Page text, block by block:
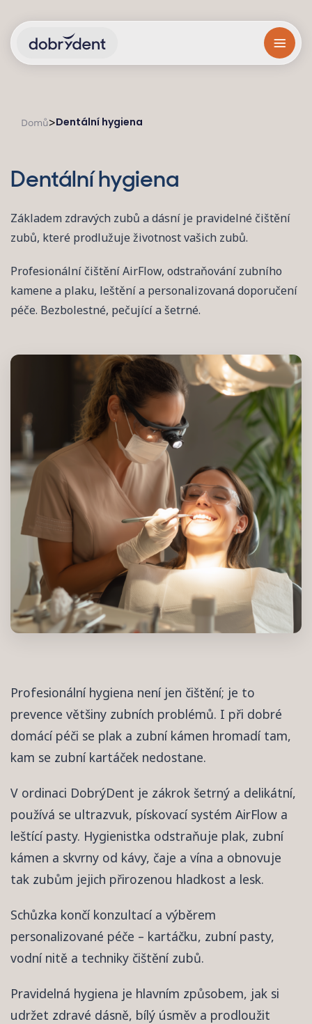
Domů>Dentální hygiena
Dentální hygiena
Základem zdravých zubů a dásní je pravidelné čištění
zubů, které prodlužuje životnost vašich zubů.
Profesionální čištění AirFlow, odstraňování zubního
kamene a plaku, leštění a personalizovaná doporučení
péče. Bezbolestné, pečující a šetrné.
Profesionální hygiena není jen čištění; je to
prevence většiny zubních problémů. I při dobré
domácí péči se plak a zubní kámen hromadí tam,
kam se zubní kartáček nedostane.
V ordinaci DobrýDent je zákrok šetrný a delikátní,
používá se ultrazvuk, pískovací systém AirFlow a
leštící pasty. Hygienistka odstraňuje plak, zubní
kámen a skvrny od kávy, čaje a vína a obnovuje
tak zubům jejich přirozenou hladkost a lesk.
Schůzka končí konzultací a výběrem
personalizované péče – kartáčku, zubní pasty,
vodní nitě a techniky čištění zubů.
Pravidelná hygiena je hlavním způsobem, jak si
udržet zdravé dásně, bílý úsměv a prodloužit